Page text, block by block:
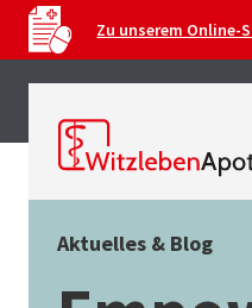
Zu unserem Online-
Aktuelles & Blog